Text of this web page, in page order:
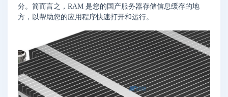
分。简而言之，RAM 是您的国产服务器存储信息缓存的地
方，以帮助您的应用程序快速打开和运行。